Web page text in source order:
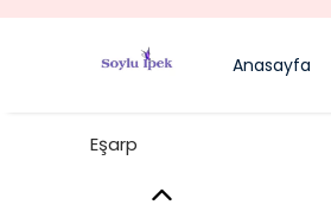
Anasayfa
Eşarp